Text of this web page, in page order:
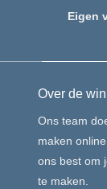
Eigen
Over de
Ons team
maken
ons best om
te maken.